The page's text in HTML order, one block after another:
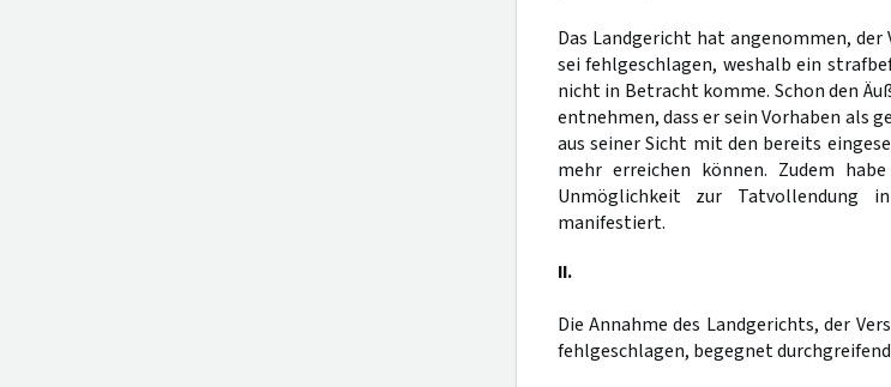
Das Landgericht hat angenommen,
sei fehlgeschlagen, weshalb ein
nicht in Betracht komme. Schon den
entnehmen, dass er sein Vorhaben als
aus seiner Sicht mit den bereits
mehr erreichen können. Zudem
Unmöglichkeit zur Tatvollendung
manifestiert.
II.
Die Annahme des Landgerichts, der
fehlgeschlagen, begegnet